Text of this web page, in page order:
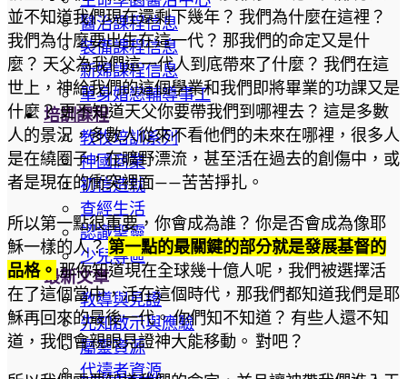
醫治課程信息
裝備課程信息
新婦課程信息
單身婚戀輔導事工
培訓課程
教牧培訓系列
神國商業
初信造就
查經生活
認識聖靈
少兒專區
最新文章
教導與見證
先知啟示與應驗
屬靈資源
代禱者資源
並不知道我們現在還剩下幾年？ 我們為什麼在這裡？
我們為什麼要出生在這一代？ 那我們的命定又是什
麼？ 天父為我們這一代人到底帶來了什麼？ 我們在這
世上，神給我們的這個學業和我們即將畢業的功課又是
什麼？ 更不知道天父你要帶我們到哪裡去？ 這是多數
人的景況，多數人從來不看他們的未來在哪裡，很多人
是在繞圈子，在曠野漂流，甚至活在過去的創傷中，或
者是現在的衝突裡面——苦苦掙扎。
所以第一點很重要，你會成為誰？ 你是否會成為像耶
穌一樣的人？第一點的最關鍵的部分就是發展基督的
品格。 那你知道現在全球幾十億人呢，我們被選擇活
在了這個當中，活在這個時代，那我們都知道我們是耶
穌再回來的最後一代。 你們知不知道？ 有些人還不知
道，我們會親眼見證神大能移動。 對吧？